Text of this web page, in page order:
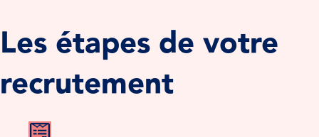
Les étapes de votre
recrutement